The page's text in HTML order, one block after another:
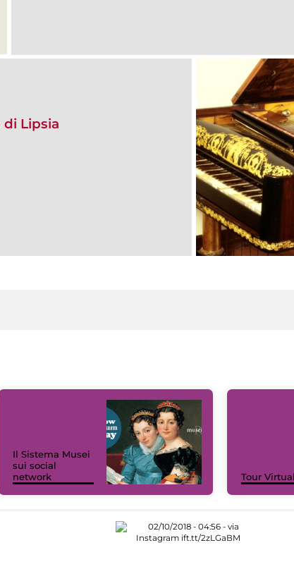
Lipsia
Il Sistema Musei
sui social
network
Tour